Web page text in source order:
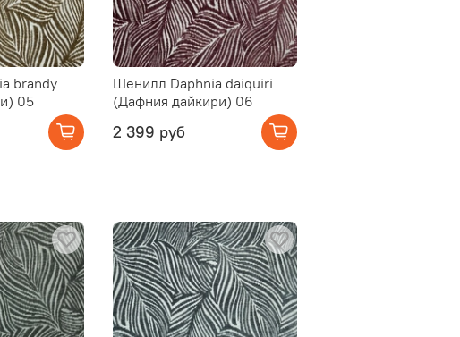
brandy
05
Шенилл Daphnia daiquiri
(Дафния дайкири) 06
2 399 руб